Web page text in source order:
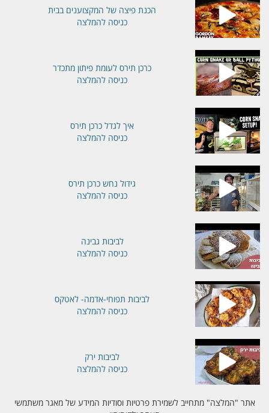
הכנת פיצה של המקצוענים בבית
כניסה להמלצה
כרכן תירס לעומת פיתון מתכדר
כניסה להמלצה
איך לגדל כרכן תירס
כניסה להמלצה
גידול נחש כרכן תירס
כניסה להמלצה
לביבות גבינה
כניסה להמלצה
לביבות תפוחי-אדמה- לאטקס
כניסה להמלצה
לביבות ירק
כניסה להמלצה
אתר "המלצה" מתחייב לשמירת פרטיות וסודיות המידע של מאגר משתמשי